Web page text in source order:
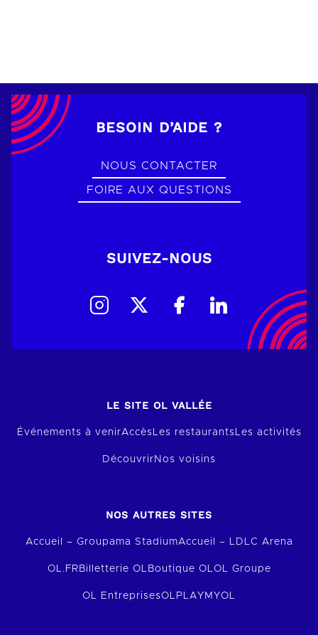
BESOIN D’AIDE ?
NOUS CONTACTER
FOIRE AUX QUESTIONS
SUIVEZ-NOUS
LE SITE OL VALLÉE
Événements à venirAccès Les restaurants Les activités
Découvrir Nos voisins
NOS AUTRES SITES
Accueil – Groupama StadiumAccueil – LDLC Arena
OL.FR Billetterie OL Boutique OL OL Groupe
OL EntreprisesOLPLAY MYOL